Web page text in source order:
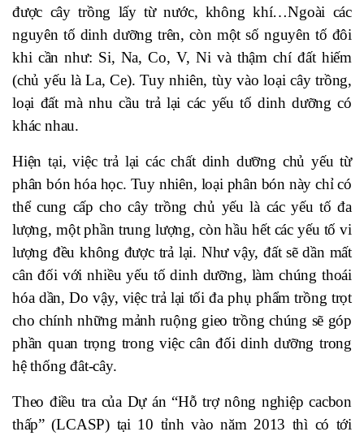
được cây trồng lấy từ nước, không khí…Ngoài các
nguyên tố dinh dưỡng trên, còn một số nguyên tố đôi
khi cần như: Si, Na, Co, V, Ni và thậm chí đất hiếm
(chủ yếu là La, Ce). Tuy nhiên, tùy vào loại cây trồng,
loại đất mà nhu cầu trả lại các yếu tố dinh dưỡng có
khác nhau.
Hiện tại, việc trả lại các chất dinh dưỡng chủ yếu từ
phân bón hóa học. Tuy nhiên, loại phân bón này chỉ có
thể cung cấp cho cây trồng chủ yếu là các yếu tố đa
lượng, một phần trung lượng, còn hầu hết các yếu tố vi
lượng đều không được trả lại. Như vậy, đất sẽ dần mất
cân đối với nhiều yếu tố dinh dưỡng, làm chúng thoái
hóa dần, Do vậy, việc trả lại tối đa phụ phẩm trồng trọt
cho chính những mảnh ruộng gieo trồng chúng sẽ góp
phần quan trọng trong việc cân đối dinh dưỡng trong
hệ thống đât-cây.
Theo điều tra của Dự án “Hỗ trợ nông nghiệp cacbon
thấp” (LCASP) tại 10 tỉnh vào năm 2013 thì có tới